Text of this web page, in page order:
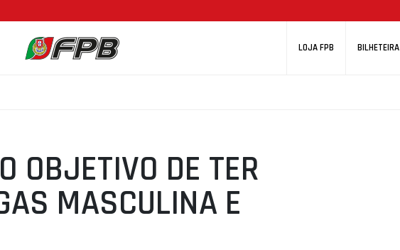
LOJA FPB BILHETEIRA
OBJETIVO DE TER
MASCULINA E